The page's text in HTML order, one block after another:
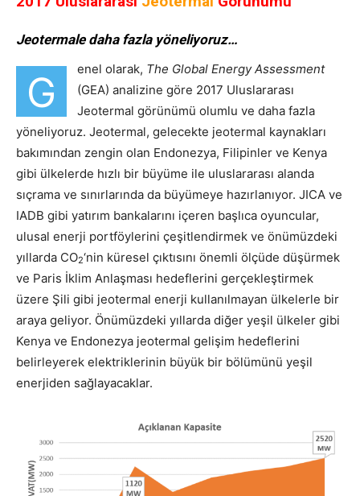
Jeotermale daha fazla yöneliyoruz…
G enel olarak, The Global Energy Assessment
(GEA) analizine göre 2017 Uluslararası
Jeotermal görünümü olumlu ve daha fazla
yöneliyoruz. Jeotermal, gelecekte jeotermal kaynakları
bakımından zengin olan Endonezya, Filipinler ve Kenya
gibi ülkelerde hızlı bir büyüme ile uluslararası alanda
sıçrama ve sınırlarında da büyümeye hazırlanıyor. JICA ve
IADB gibi yatırım bankalarını içeren başlıca oyuncular,
ulusal enerji portföylerini çeşitlendirmek ve önümüzdeki
yıllarda CO2‘nin küresel çıktısını önemli ölçüde düşürmek
ve Paris İklim Anlaşması hedeflerini gerçekleştirmek
üzere Şili gibi jeotermal enerji kullanılmayan ülkelerle bir
araya geliyor. Önümüzdeki yıllarda diğer yeşil ülkeler gibi
Kenya ve Endonezya jeotermal gelişim hedeflerini
belirleyerek elektriklerinin büyük bir bölümünü yeşil
enerjiden sağlayacaklar.